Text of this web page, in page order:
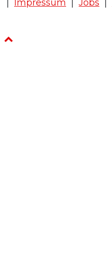
Impressum Jobs